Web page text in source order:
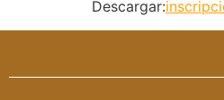
Descargar: